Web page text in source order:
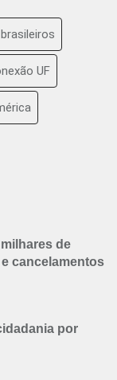
brasileiros
UF
de
cancelamentos
por